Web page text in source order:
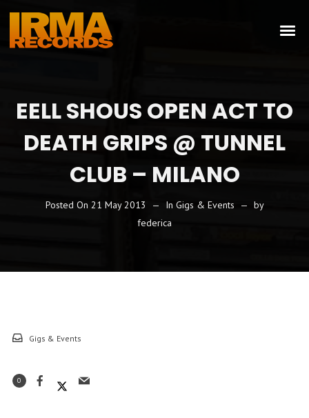
EELL SHOUS OPEN ACT TO
DEATH GRIPS @ TUNNEL
CLUB – MILANO
Posted On 21 May 2013 In Gigs & Events
by
federica
Gigs & Events
0